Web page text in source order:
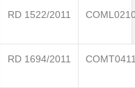
RD 1522/2011
RD 1694/2011